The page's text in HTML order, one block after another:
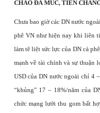
CHÁO ĐÃ MÚC, TIỀN
Chưa bao giờ các DN nước
phê VN như hiện nay khi liên
làm tê liệt sức lực của DN cà
mạnh về tài chính và sự thuận
USD của DN nước ngoài chỉ 4
“khủng” 17 – 18%/năm của
chức mạng lưới thu gom bất